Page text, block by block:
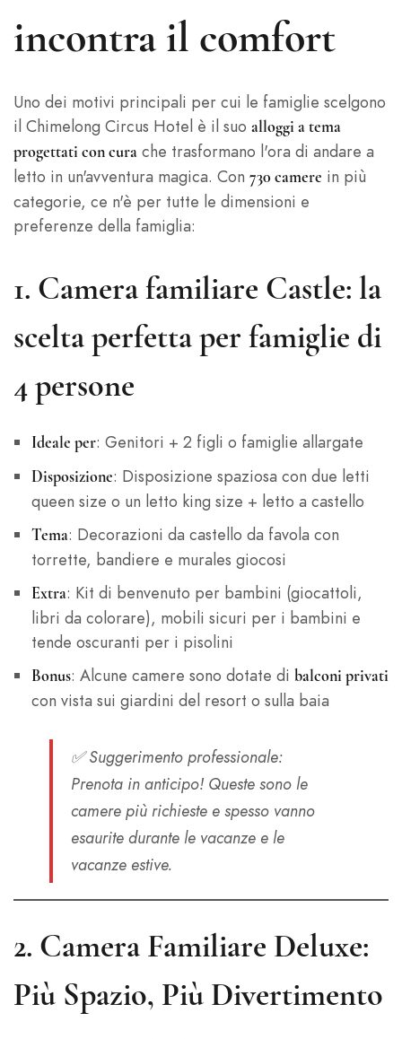
incontra il comfort
Uno dei motivi principali per cui le famiglie scelgono
il Chimelong Circus Hotel è il suo alloggi a tema
progettati con cura che trasformano l'ora di andare a
letto in un'avventura magica. Con 730 camere in più
categorie, ce n'è per tutte le dimensioni e
preferenze della famiglia:
1. Camera familiare Castle: la
scelta perfetta per famiglie di
4 persone
Ideale per: Genitori + 2 figli o famiglie allargate
Disposizione: Disposizione spaziosa con due letti
queen size o un letto king size + letto a castello
Tema: Decorazioni da castello da favola con
torrette, bandiere e murales giocosi
Extra: Kit di benvenuto per bambini (giocattoli,
libri da colorare), mobili sicuri per i bambini e
tende oscuranti per i pisolini
Bonus: Alcune camere sono dotate di balconi privati
con vista sui giardini del resort o sulla baia
✅Suggerimento professionale:
Prenota in anticipo! Queste sono le
camere più richieste e spesso vanno
esaurite durante le vacanze e le
vacanze estive.
2. Camera Familiare Deluxe:
Più Spazio, Più Divertimento